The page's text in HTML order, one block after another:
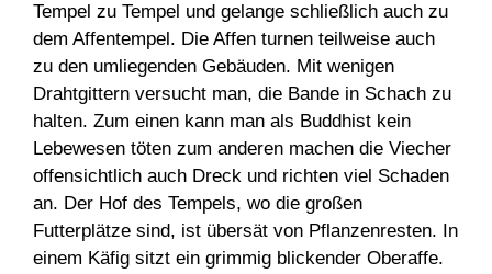
Tempel zu Tempel und gelange schließlich auch zu
dem Affentempel. Die Affen turnen teilweise auch
zu den umliegenden Gebäuden. Mit wenigen
Drahtgittern versucht man, die Bande in Schach zu
halten. Zum einen kann man als Buddhist kein
Lebewesen töten zum anderen machen die Viecher
offensichtlich auch Dreck und richten viel Schaden
an. Der Hof des Tempels, wo die großen
Futterplätze sind, ist übersät von Pflanzenresten. In
einem Käfig sitzt ein grimmig blickender Oberaffe.